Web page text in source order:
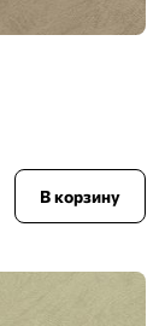
В корзину